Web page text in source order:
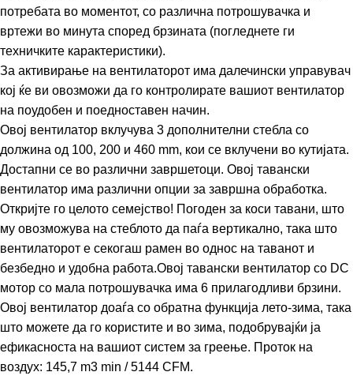
потребата во моментот, со различна потрошувачка и
вртежи во минута според брзината (погледнете ги
техничките карактеристики).
За активирање на вентилаторот има далечински управувач
кој ќе ви овозможи да го контролирате вашиот вентилатор
на поудобен и поедноставен начин.
Овој вентилатор вклучува 3 дополнителни стебла со
должина од 100, 200 и 460 mm, кои се вклучени во кутијата.
Достапни се во различни завршетоци. Овој тавански
вентилатор има различни опции за завршна обработка.
Откријте го целото семејство! Погоден за коси тавани, што
му овозможува на стеблото да паѓа вертикално, така што
вентилаторот е секогаш рамен во однос на таванот и
безбедно и удобна работа.Овој тавански вентилатор со DC
мотор со мала потрошувачка има 6 прилагодливи брзини.
Овој вентилатор доаѓа со обратна функција лето-зима, така
што можете да го користите и во зима, подобрувајќи ја
ефикасноста на вашиот систем за греење. Проток на
воздух: 145,7 m3 min / 5144 CFM.